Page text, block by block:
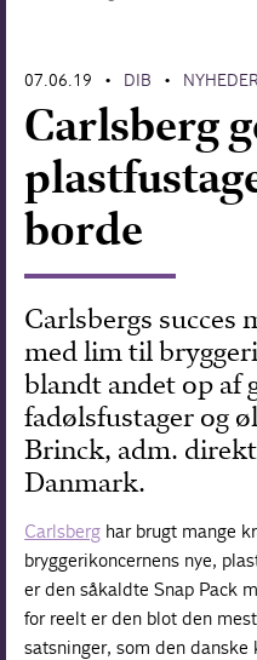
07.06.19 • DIB • NYHEDER
Carlsberg
borde
Carlsbergs succes
med lim til
blandt andet op af
fadølsfustager og
Brinck, adm.
Danmark.
Carlsberg har brugt mange
bryggerikoncernens nye,
er den såkaldte Snap Pack
for reelt er den blot den
satsninger, som den danske